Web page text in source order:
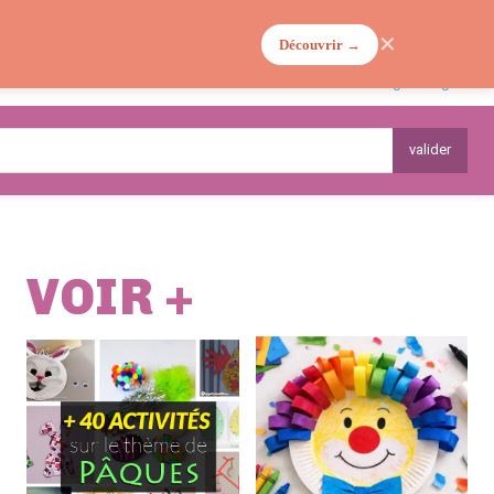
PLANTES
valider
VOIR +
Découvrir → ✕